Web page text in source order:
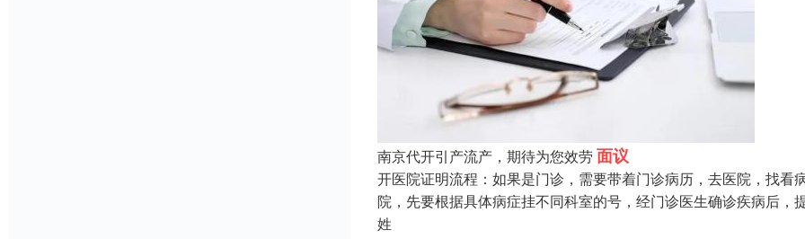
南京代开引产流产，期待为您效劳面议
开医院证明流程：如果是门诊，需要带着门诊病历，去医院，找
院，先要根据具体病症挂不同科室的号，经门诊医生确诊疾病后
姓